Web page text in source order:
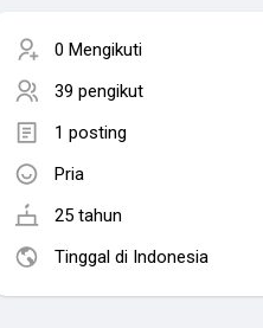
0 Mengikuti
39 pengikut
1 posting
Pria
25 tahun
Tinggal di Indonesia